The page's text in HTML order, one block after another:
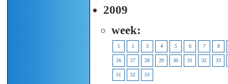
2009
week:
1 2 3 4 5 6 7 8
26 27 28 29 30 31 32 33
51 52 53